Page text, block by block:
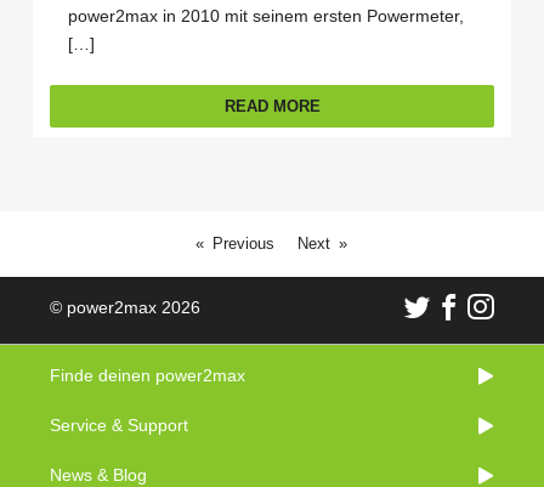
power2max in 2010 mit seinem ersten Powermeter,
[…]
READ MORE
Previous Next
© power2max 2026
Finde deinen power2max
Service & Support
News & Blog